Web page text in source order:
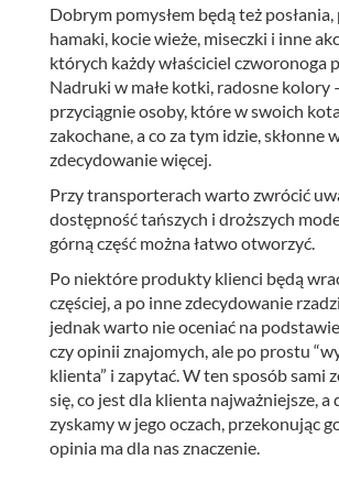
Dobrym pomysłem będą też posłania,
hamaki, kocie wieże, miseczki i inne
których każdy właściciel czworonoga
Nadruki w małe kotki, radosne kolory
przyciągnie osoby, które w swoich
zakochane, a co za tym idzie, skłonne
zdecydowanie więcej.
Przy transporterach warto zwrócić
dostępność tańszych i droższych
górną część można łatwo otworzyć.
Po niektóre produkty klienci będą
częściej, a po inne zdecydowanie
jednak warto nie oceniać na
czy opinii znajomych, ale po prostu
klienta” i zapytać. W ten sposób sami
się, co jest dla klienta najważniejsze, a
zyskamy w jego oczach, przekonując
opinia ma dla nas znaczenie.